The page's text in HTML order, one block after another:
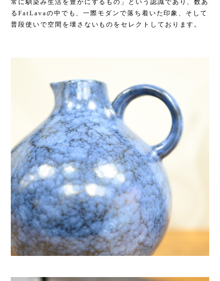
常に馴染み生活を豊かにするもの」という認識であり、数あ
るFatLavaの中でも、一際モダンで落ち着いた印象、そして
普段使いで空間を壊さないものをセレクトしております。